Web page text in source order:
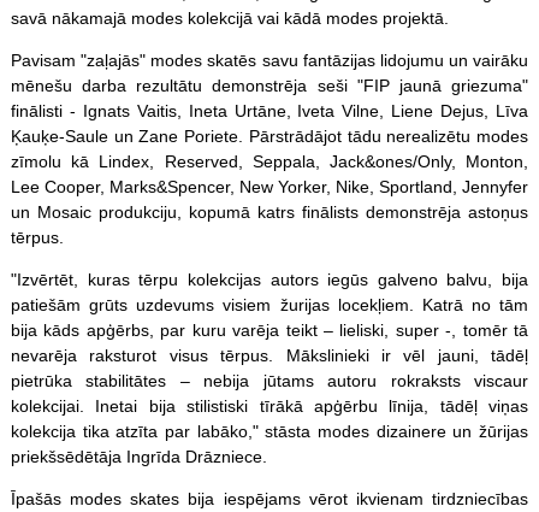
savā nākamajā modes kolekcijā vai kādā modes projektā.
Pavisam "zaļajās" modes skatēs savu fantāzijas lidojumu un vairāku
mēnešu darba rezultātu demonstrēja seši "FIP jaunā griezuma"
finālisti - Ignats Vaitis, Ineta Urtāne, Iveta Vilne, Liene Dejus, Līva
Ķauķe-Saule un Zane Poriete. Pārstrādājot tādu nerealizētu modes
zīmolu kā Lindex, Reserved, Seppala, Jack&ones/Only, Monton,
Lee Cooper, Marks&Spencer, New Yorker, Nike, Sportland, Jennyfer
un Mosaic produkciju, kopumā katrs finālists demonstrēja astoņus
tērpus.
"Izvērtēt, kuras tērpu kolekcijas autors iegūs galveno balvu, bija
patiešām grūts uzdevums visiem žurijas locekļiem. Katrā no tām
bija kāds apģērbs, par kuru varēja teikt – lieliski, super -, tomēr tā
nevarēja raksturot visus tērpus. Mākslinieki ir vēl jauni, tādēļ
pietrūka stabilitātes – nebija jūtams autoru rokraksts viscaur
kolekcijai. Inetai bija stilistiski tīrākā apģērbu līnija, tādēļ viņas
kolekcija tika atzīta par labāko," stāsta modes dizainere un žūrijas
priekšsēdētāja Ingrīda Drāzniece.
Īpašās modes skates bija iespējams vērot ikvienam tirdzniecības